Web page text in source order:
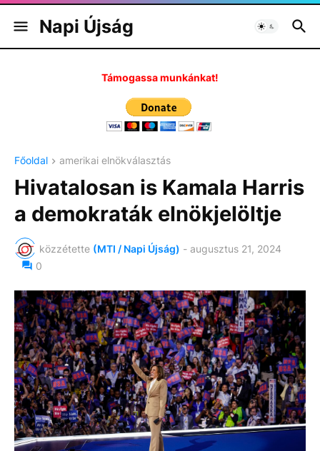
Napi Újság
Támogassa munkánkat!
Főoldal amerikai elnökválasztás
Hivatalosan is Kamala Harris
a demokraták elnökjelöltje
közzétette (MTI / Napi Újság) - augusztus 21, 2024
0